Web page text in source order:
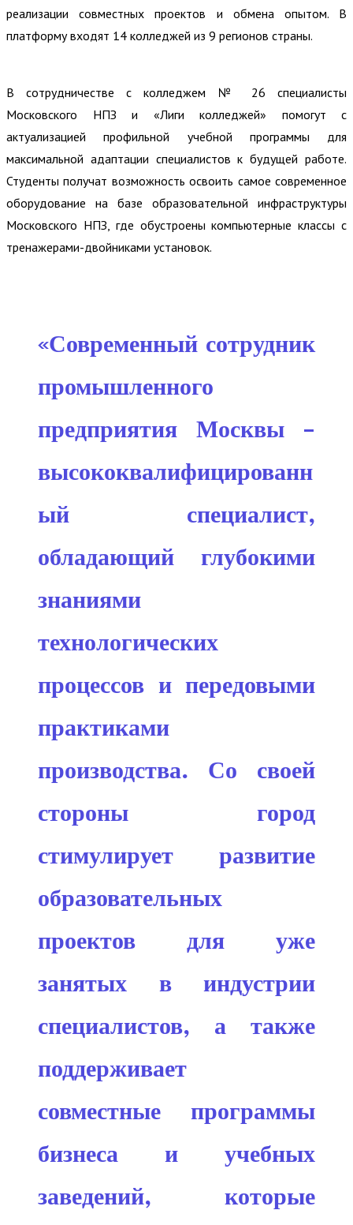
реализации совместных проектов и обмена опытом. В
платформу входят 14 колледжей из 9 регионов страны.
В сотрудничестве с колледжем № 26 специалисты
Московского НПЗ и «Лиги колледжей» помогут с
актуализацией профильной учебной программы для
максимальной адаптации специалистов к будущей работе.
Студенты получат возможность освоить самое современное
оборудование на базе образовательной инфраструктуры
Московского НПЗ, где обустроены компьютерные классы с
тренажерами-двойниками установок.
«Современный сотрудник
промышленного
предприятия Москвы –
высококвалифицированн
ый специалист,
обладающий глубокими
знаниями
технологических
процессов и передовыми
практиками
производства. Со своей
стороны город
стимулирует развитие
образовательных
проектов для уже
занятых в индустрии
специалистов, а также
поддерживает
совместные программы
бизнеса и учебных
заведений, которые